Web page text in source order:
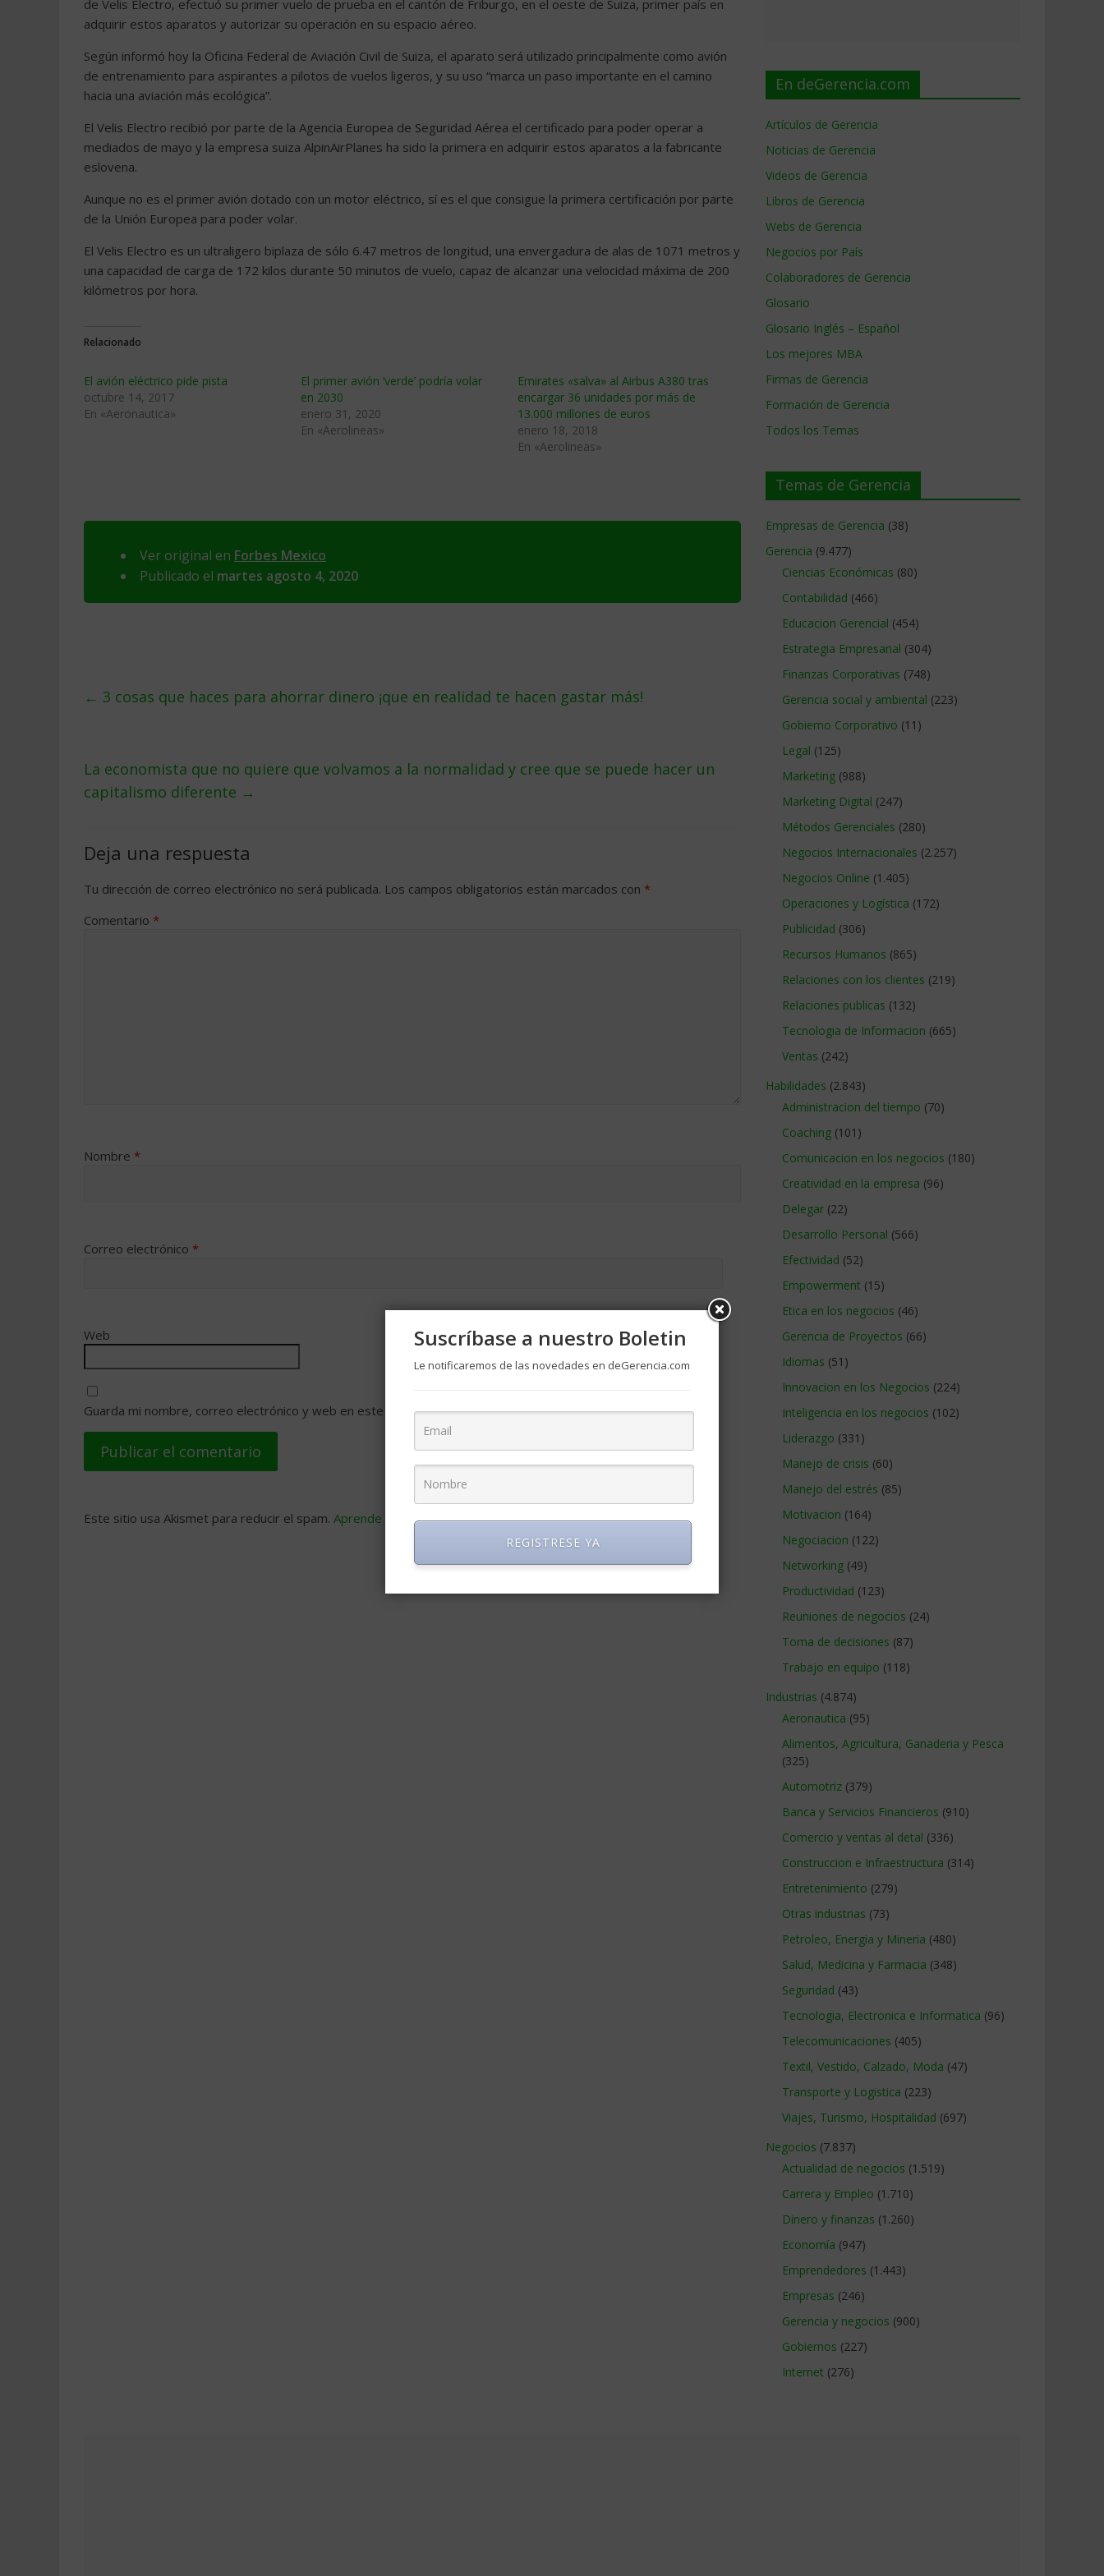
de Velis Electro, efectuó su primer vuelo de prueba en el cantón de Friburgo, en el oeste de Suiza, primer país en
adquirir estos aparatos y autorizar su operación en su espacio aéreo.
Según informó hoy la Oficina Federal de Aviación Civil de Suiza, el aparato será utilizado principalmente como avión
de entrenamiento para aspirantes a pilotos de vuelos ligeros, y su uso “marca un paso importante en el camino
hacia una aviación más ecológica”.
El Velis Electro recibió por parte de la Agencia Europea de Seguridad Aérea el certificado para poder operar a
mediados de mayo y la empresa suiza AlpinAirPlanes ha sido la primera en adquirir estos aparatos a la fabricante
eslovena.
Aunque no es el primer avión dotado con un motor eléctrico, sí es el que consigue la primera certificación por parte
de la Unión Europea para poder volar.
El Velis Electro es un ultraligero biplaza de sólo 6.47 metros de longitud, una envergadura de alas de 1071 metros y
una capacidad de carga de 172 kilos durante 50 minutos de vuelo, capaz de alcanzar una velocidad máxima de 200
kilómetros por hora.
Relacionado
El avión eléctrico pide pista
octubre 14, 2017
En «Aeronautica»
El primer avión ‘verde’ podría volar
en 2030
enero 31, 2020
En «Aerolineas»
Emirates «salva» al Airbus A380 tras
encargar 36 unidades por más de
13.000 millones de euros
enero 18, 2018
En «Aerolineas»
Ver original en Forbes Mexico
Publicado el martes agosto 4, 2020
← 3 cosas que haces para ahorrar dinero ¡que en realidad te hacen gastar más!
La economista que no quiere que volvamos a la normalidad y cree que se puede hacer un
capitalismo diferente →
Deja una respuesta
Tu dirección de correo electrónico no será publicada. Los campos obligatorios están marcados con *
Comentario *
Nombre *
Correo electrónico *
Web
Guarda mi nombre, correo electrónico y web en este navegador para la próxima vez que comente.
Este sitio usa Akismet para reducir el spam. Aprende cómo se procesan los datos de tus comentarios.
En deGerencia.com
Artículos de Gerencia
Noticias de Gerencia
Videos de Gerencia
Libros de Gerencia
Webs de Gerencia
Negocios por País
Colaboradores de Gerencia
Glosario
Glosario Inglés – Español
Los mejores MBA
Firmas de Gerencia
Formación de Gerencia
Todos los Temas
Temas de Gerencia
Empresas de Gerencia (38)
Gerencia (9.477)
Ciencias Económicas (80)
Contabilidad (466)
Educacion Gerencial (454)
Estrategia Empresarial (304)
Finanzas Corporativas (748)
Gerencia social y ambiental (223)
Gobierno Corporativo (11)
Legal (125)
Marketing (988)
Marketing Digital (247)
Métodos Gerenciales (280)
Negocios Internacionales (2.257)
Negocios Online (1.405)
Operaciones y Logística (172)
Publicidad (306)
Recursos Humanos (865)
Relaciones con los clientes (219)
Relaciones publicas (132)
Tecnologia de Informacion (665)
Ventas (242)
Habilidades (2.843)
Administracion del tiempo (70)
Coaching (101)
Comunicacion en los negocios (180)
Creatividad en la empresa (96)
Delegar (22)
Desarrollo Personal (566)
Efectividad (52)
Empowerment (15)
Etica en los negocios (46)
Gerencia de Proyectos (66)
Idiomas (51)
Innovacion en los Negocios (224)
Inteligencia en los negocios (102)
Liderazgo (331)
Manejo de crisis (60)
Manejo del estrés (85)
Motivacion (164)
Negociacion (122)
Networking (49)
Productividad (123)
Reuniones de negocios (24)
Toma de decisiones (87)
Trabajo en equipo (118)
Industrias (4.874)
Aeronautica (95)
Alimentos, Agricultura, Ganaderia y Pesca
(325)
Automotriz (379)
Banca y Servicios Financieros (910)
Comercio y ventas al detal (336)
Construccion e Infraestructura (314)
Entretenimiento (279)
Otras industrias (73)
Petroleo, Energia y Mineria (480)
Salud, Medicina y Farmacia (348)
Seguridad (43)
Tecnologia, Electronica e Informatica (96)
Telecomunicaciones (405)
Textil, Vestido, Calzado, Moda (47)
Transporte y Logistica (223)
Viajes, Turismo, Hospitalidad (697)
Negocios (7.837)
Actualidad de negocios (1.519)
Carrera y Empleo (1.710)
Dinero y finanzas (1.260)
Economía (947)
Emprendedores (1.443)
Empresas (246)
Gerencia y negocios (900)
Gobiernos (227)
Internet (276)
Suscríbase a nuestro Boletin
Le notificaremos de las novedades en deGerencia.com
REGISTRESE YA